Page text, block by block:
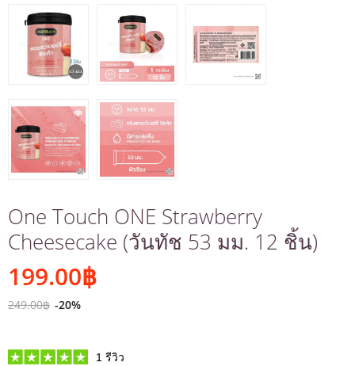
One Touch ONE Strawberry
Cheesecake (วันทัช 53 มม. 12 ชิ้น)
199.00฿
249.00฿ -20%
1 รีวิว